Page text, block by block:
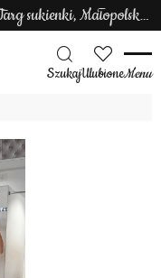
Nowy Targ sukienki, Małopolska sukienki
SzukajUlubioneMenu